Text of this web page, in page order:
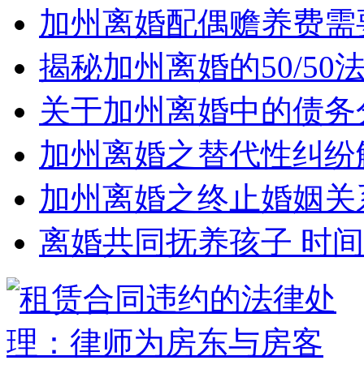
加州离婚配偶赡养费
揭秘加州离婚的50/50
关于加州离婚中的债
加州离婚之替代性纠
加州离婚之终止婚姻关
离婚共同抚养孩子 时